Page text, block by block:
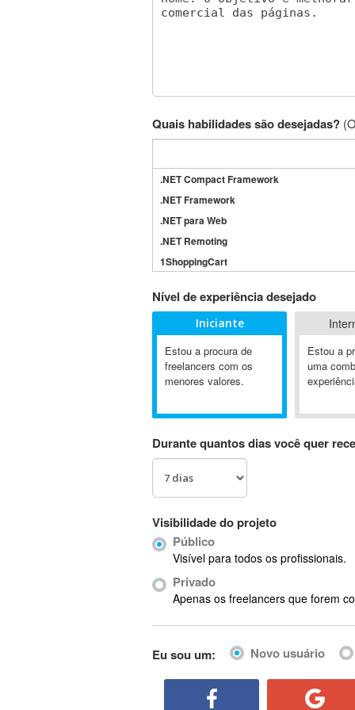
Quais habilidades são desejadas?
.NET Compact Framework
.NET Framework
.NET para Web
.NET Remoting
1ShoppingCart
3GSM
4D Dimension
802.11
A&P
A-GPS
Ab Initio
ABIS
AbleCommerce
Ableton Live
Abstract Window Toolkit (AWT)
Nível de experiência desejado
Iniciante
Estou a procura de
freelancers com os
menores valores.
Estou a
uma
Durante quantos dias você quer
Visibilidade do projeto
Público
Visível para todos os profissionais.
Privado
Apenas os freelancers que forem
Eu sou um: Novo usuário